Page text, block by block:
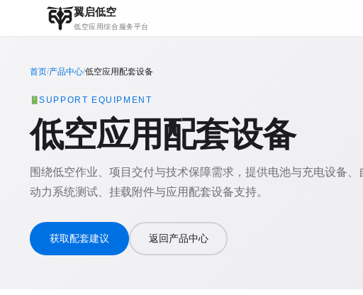
翼启低空
低空应用综合服务平台
首页/产品中心/低空应用配套设备
SUPPORT EQUIPMENT
低空应用配套设备
围绕低空作业、项目交付与技术保障需求，提供电池与充电设备、
动力系统测试、挂载附件与应用配套设备支持。
获取配套建议 返回产品中心